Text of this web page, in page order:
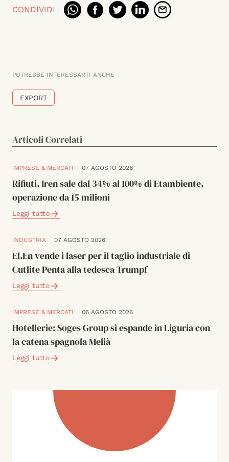
CONDIVIDI
POTREBBE INTERESSARTI ANCHE
EXPORT
Articoli Correlati
IMPRESE & MERCATI 07 AGOSTO 2026
Rifiuti, Iren sale dal 34% al 100% di Etambiente,
operazione da 15 milioni
Leggi tutto
INDUSTRIA 07 AGOSTO 2026
El.En vende i laser per il taglio industriale di
Cutlite Penta alla tedesca Trumpf
Leggi tutto
IMPRESE & MERCATI 06 AGOSTO 2026
Hotellerie: Soges Group si espande in Liguria con
la catena spagnola Melià
Leggi tutto